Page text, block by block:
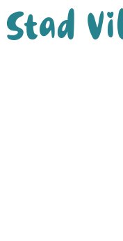
Stad